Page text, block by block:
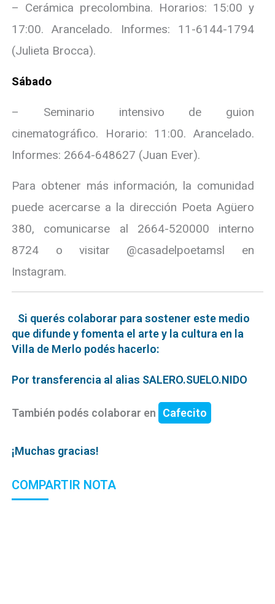
– Cerámica precolombina. Horarios: 15:00 y
17:00. Arancelado. Informes: 11-6144-1794
(Julieta Brocca).
Sábado
– Seminario intensivo de guion
cinematográfico. Horario: 11:00. Arancelado.
Informes: 2664-648627 (Juan Ever).
Para obtener más información, la comunidad
puede acercarse a la dirección Poeta Agüero
380, comunicarse al 2664-520000 interno
8724 o visitar @casadelpoetamsl en
Instagram.
Si querés colaborar para sostener este medio
que difunde y fomenta el arte y la cultura en la
Villa de Merlo podés hacerlo:
Por transferencia al alias SALERO.SUELO.NIDO
También podés colaborar en Cafecito
¡Muchas gracias!
COMPARTIR NOTA